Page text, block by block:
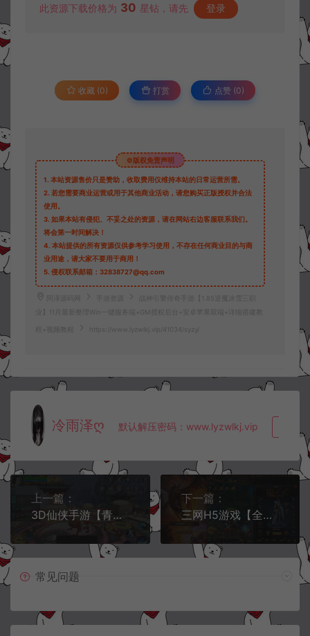
此资源下载价格为 30 星钻，请先 登录
收藏 (0) 打赏 点赞 (0)
©版权免责声明
1. 本站资源售价只是赞助，收取费用仅维持本站的日常运营所需。
2. 若您需要商业运营或用于其他商业活动，请您购买正版授权并合法
使用。
3. 如果本站有侵犯、不妥之处的资源，请在网站右边客服联系我们。
将会第一时间解决！
4. 本站提供的所有资源仅供参考学习使用，不存在任何商业目的与商
业用途，请大家不要用于商用！
5. 侵权联系邮箱：32838727@qq.com
阿泽源码网 手游资源
战神引擎传奇手游【1.85逆魔冰雪三职
业】11月最新整理Win一键服务端+GM授权后台+安卓苹果双端+详细搭建教
程+视频教程 https://www.lyzwlkj.vip/41034/syzy/
冷雨泽ღ 默认解压密码：www.lyzwlkj.vip
上一篇：
3D仙侠手游【青云志超变版】11月最新整理Linux手工服务端+加解密工具+GM授权后台+安卓苹果双端+详细搭建教程+视频教程
下一篇：
三网H5游戏【全民暗黑H5】11月最新整理Win一键服务端+GM授权后台+简易安卓客户端+详细搭建教程+视频教程
常见问题